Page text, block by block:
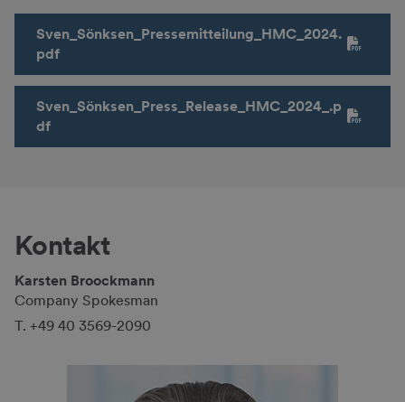
Sven_Sönksen_Pressemitteilung_HMC_2024.
pdf
Sven_Sönksen_Press_Release_HMC_2024_.p
df
Kontakt
Karsten Broockmann
Company Spokes­man
T. +49 40 3569-2090